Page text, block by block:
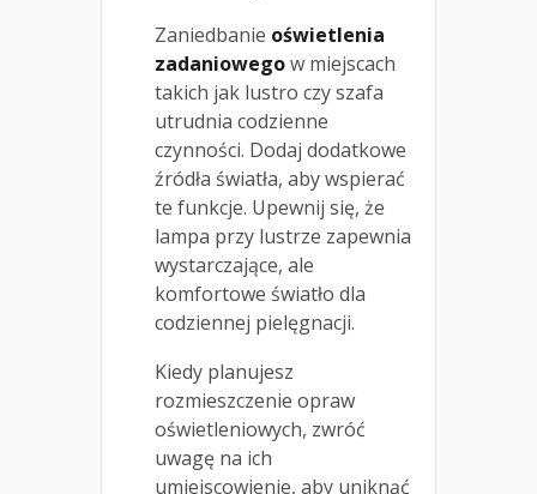
Zaniedbanie oświetlenia
zadaniowegow miejscach
takich jak lustro czy szafa
utrudnia codzienne
czynności. Dodaj dodatkowe
źródła światła, aby wspierać
te funkcje. Upewnij się, że
lampa przy lustrze zapewnia
wystarczające, ale
komfortowe światło dla
codziennej pielęgnacji.
Kiedy planujesz
rozmieszczenie opraw
oświetleniowych, zwróć
uwagę na ich
umiejscowienie, aby uniknąć